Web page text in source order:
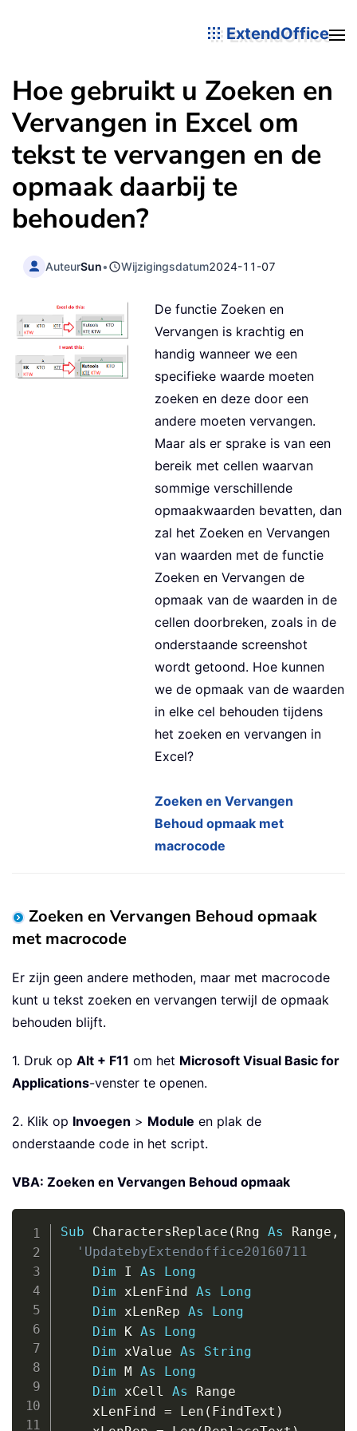
ExtendOffice
Hoe gebruikt u Zoeken en
Vervangen in Excel om
tekst te vervangen en de
opmaak daarbij te
behouden?
AuteurSun• Wijzigingsdatum2024-11-07
De functie Zoeken en
Vervangen is krachtig en
handig wanneer we een
specifieke waarde moeten
zoeken en deze door een
andere moeten vervangen.
Maar als er sprake is van een
bereik met cellen waarvan
sommige verschillende
opmaakwaarden bevatten, dan
zal het Zoeken en Vervangen
van waarden met de functie
Zoeken en Vervangen de
opmaak van de waarden in de
cellen doorbreken, zoals in de
onderstaande screenshot
wordt getoond. Hoe kunnen
we de opmaak van de waarden
in elke cel behouden tijdens
het zoeken en vervangen in
Excel?
Zoeken en Vervangen
Behoud opmaak met
macrocode
Zoeken en Vervangen Behoud opmaak
met macrocode
Er zijn geen andere methoden, maar met macrocode
kunt u tekst zoeken en vervangen terwijl de opmaak
behouden blijft.
1. Druk op Alt + F11 om het Microsoft Visual Basic for
Applications-venster te openen.
2. Klik op Invoegen > Module en plak de
onderstaande code in het script.
VBA: Zoeken en Vervangen Behoud opmaak
Sub CharactersReplace ( Rng As Range ,
'UpdatebyExtendoffice20160711
Dim I As
Long
Dim xLenFind As
Long
Dim xLenRep As
Long
Dim K As
Long
Dim xValue As
String
Dim M As
Long
Dim xCell As Range
    xLenFind
= Len ( FindText )
Copy